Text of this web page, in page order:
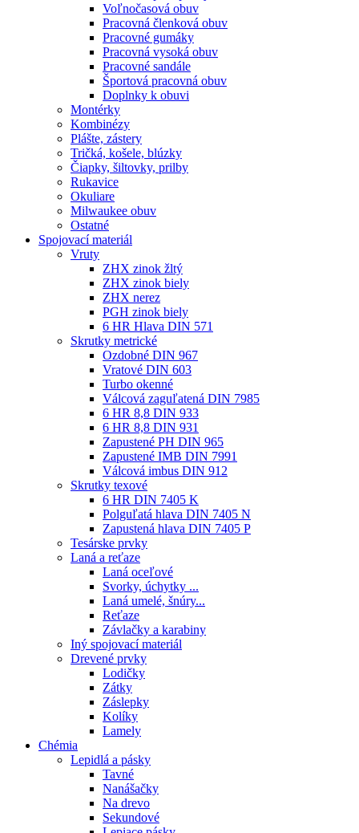
Voľnočasová obuv
Pracovná členková obuv
Pracovné gumáky
Pracovná vysoká obuv
Pracovné sandále
Športová pracovná obuv
Doplnky k obuvi
Montérky
Kombinézy
Plášte, zástery
Tričká, košele, blúzky
Čiapky, šiltovky, prilby
Rukavice
Okuliare
Milwaukee obuv
Ostatné
Spojovacímateriál
Vruty
ZHX zinok žltý
ZHX zinok biely
ZHX nerez
PGH zinok biely
6 HR Hlava DIN 571
Skrutky metrické
Ozdobné DIN 967
Vratové DIN 603
Turbo okenné
Válcová zaguľatená DIN 7985
6 HR 8,8 DIN 933
6 HR 8,8 DIN 931
Zapustené PH DIN 965
Zapustené IMB DIN 7991
Válcová imbus DIN 912
Skrutky texové
6 HR DIN 7405 K
Polguľatá hlava DIN 7405 N
Zapustená hlava DIN 7405 P
Tesárske prvky
Laná a reťaze
Laná oceľové
Svorky, úchytky ...
Laná umelé, šnúry...
Reťaze
Závlačky a karabiny
Iný spojovací materiál
Drevené prvky
Lodičky
Zátky
Záslepky
Kolíky
Lamely
Chémia
Lepidlá a pásky
Tavné
Nanášačky
Na drevo
Sekundové